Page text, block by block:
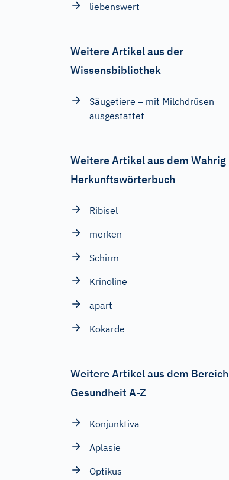
liebenswert
Weitere Artikel aus der
Wissensbibliothek
Säugetiere – mit Milchdrüsen
ausgestattet
Weitere Artikel aus dem Wahrig
Herkunftswörterbuch
Ribisel
merken
Schirm
Krinoline
apart
Kokarde
Weitere Artikel aus dem Bereich
Gesundheit A-Z
Konjunktiva
Aplasie
Optikus